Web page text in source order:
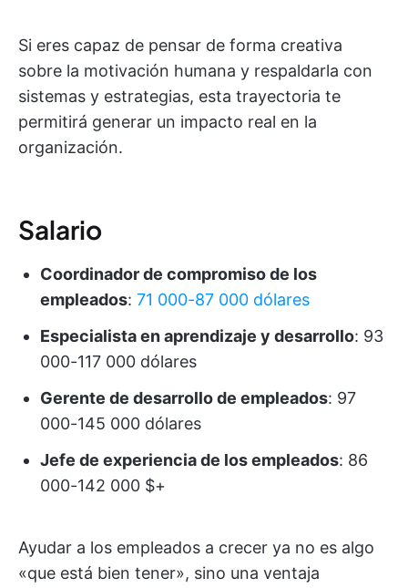
Si eres capaz de pensar de forma creativa
sobre la motivación humana y respaldarla con
sistemas y estrategias, esta trayectoria te
permitirá generar un impacto real en la
organización.
Salario
Coordinador de compromiso de los
empleados: 71 000-87 000 dólares
Especialista en aprendizaje y desarrollo: 93
000-117 000 dólares
Gerente de desarrollo de empleados: 97
000-145 000 dólares
Jefe de experiencia de los empleados: 86
000-142 000 $+
Ayudar a los empleados a crecer ya no es algo
«que está bien tener», sino una ventaja